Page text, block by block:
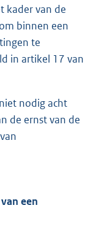
kader van de
binnen een
te
in artikel 17 van
nodig acht
de ernst van de
een